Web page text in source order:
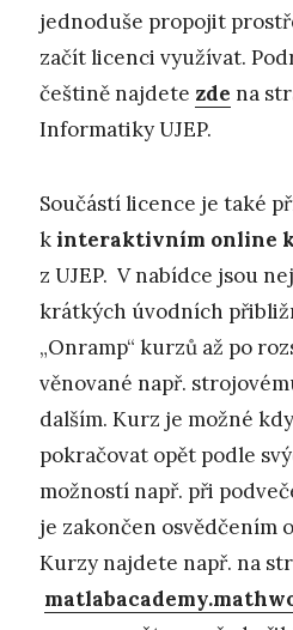
jednoduše propojit
začít licenci využívat.
češtině najdete zde na
Informatiky UJEP.
Součástí licence je také
kinteraktivním online
z UJEP. V nabídce jsou
krátkých úvodních
„Onramp“ kurzů až po
věnované např.
dalším. Kurz je možné
pokračovat opět podle
možností např. při
je zakončen osvědčením
Kurzy najdete např. na